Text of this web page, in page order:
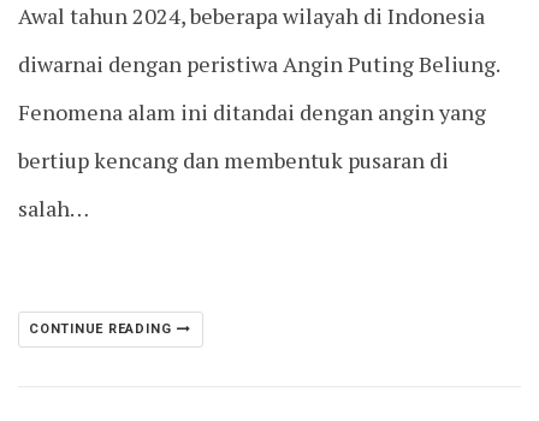
Awal tahun 2024, beberapa wilayah di Indonesia
diwarnai dengan peristiwa Angin Puting Beliung.
Fenomena alam ini ditandai dengan angin yang
bertiup kencang dan membentuk pusaran di
salah…
CONTINUE READING